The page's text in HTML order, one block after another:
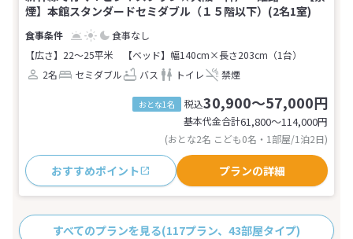
煙】本館スタンダードセミダブル（１５階以下）(2名1室)
食事なし
【広さ】22～25平米
【ベッド】幅140cm×長さ203cm（1台）
2名
セミダブル バス トイレ 禁煙
おとな1名 税込30,900～57,000円
基本代金合計61,800〜114,000円
(おとな2名 こども0名・1部屋/1泊2日)
おすすめポイント プランの詳細
すべてのプランを見る(117プラン、43部屋タイプ)